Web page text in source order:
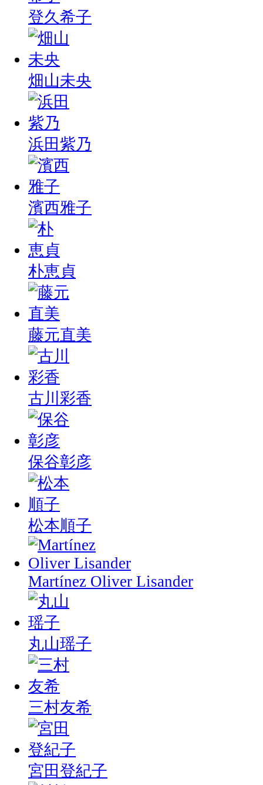
登久希子
畑山未央
浜田紫乃
濱西雅子
朴恵貞
藤元直美
古川彩香
保谷彰彦
松本順子
Martínez Oliver Lisander
丸山瑶子
三村友希
宮田登紀子